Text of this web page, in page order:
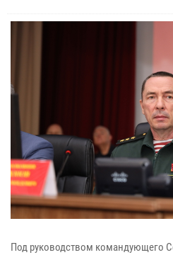
Под руководством командующего